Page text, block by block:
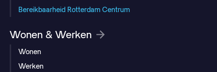
Bereikbaarheid Rotterdam Centrum
Wonen & Werken
Wonen
Werken